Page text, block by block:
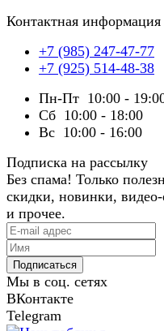
Контактная информация
+7 (985) 247-47-77
+7 (925) 514-48-38
Пн-Пт 10:00 -
Сб 10:00 - 18:00
Вс 10:00 - 16:00
Подписка на рассылку
Без спама! Только
скидки, новинки,
и прочее.
Подписаться
Мы в соц. сетях
ВКонтакте
Telegram